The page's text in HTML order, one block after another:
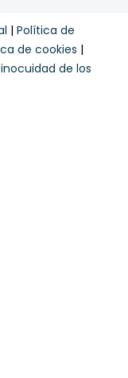
| Política de
de cookies |
de los